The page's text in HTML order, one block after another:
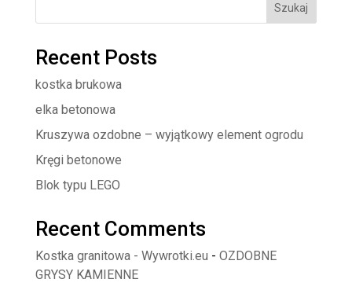
Szukaj
Recent Posts
kostka brukowa
elka betonowa
Kruszywa ozdobne – wyjątkowy element ogrodu
Kręgi betonowe
Blok typu LEGO
Recent Comments
Kostka granitowa - Wywrotki.eu - OZDOBNE
GRYSY KAMIENNE